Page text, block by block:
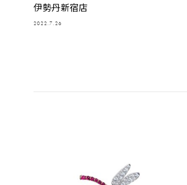
伊勢丹新宿店
2022.7.26